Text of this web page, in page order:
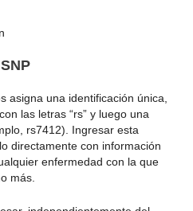
asigna una identificación única,
las letras “rs” y luego una
rs7412). Ingresar esta
directamente con información
enfermedad con la que
más.